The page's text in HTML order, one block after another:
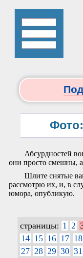
Абсурдностей
они просто смешны, а
Шлите снятые
рассмотрю их, и, в
юмора, опубликую.
страницы: 1 2
14 15 16 17 18
27 28 29 30 31